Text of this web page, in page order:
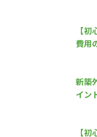
【
費用
新築
イン
【